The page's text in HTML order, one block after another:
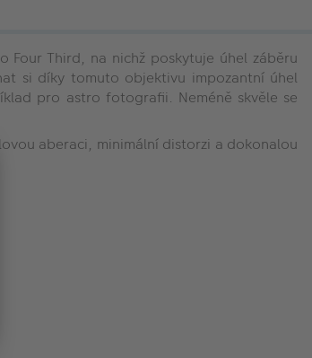
Third, na nichž poskytuje úhel záběru
si díky tomuto objektivu impozantní úhel
pro astro fotografii. Neméně skvěle se
aberaci, minimální distorzi a dokonalou